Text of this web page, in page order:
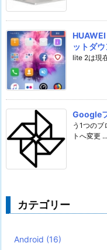
ットダ
lite 2は現
Google
う1つの
トへ変更 ...
カテゴリー
Android (16)